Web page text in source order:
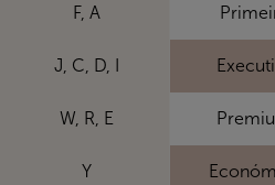
F, A
J, C, D, I
W, R, E
Y